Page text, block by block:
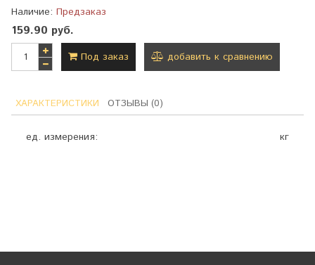
Наличие: Предзаказ
159.90 руб.
Под заказ добавить к сравнению
ХАРАКТЕРИСТИКИ ОТЗЫВЫ (0)
ед. измерения: кг